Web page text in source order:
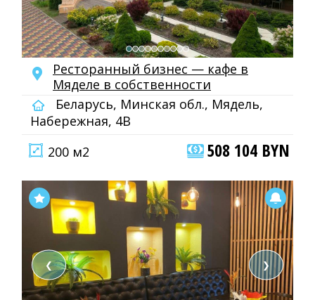
Ресторанный бизнес — кафе в
Мяделе в собственности
Беларусь, Минская обл., Мядель,
Набережная, 4В
200 м2
508 104 BYN
❮ ❯